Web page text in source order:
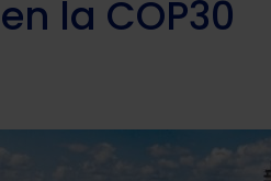
la COP30